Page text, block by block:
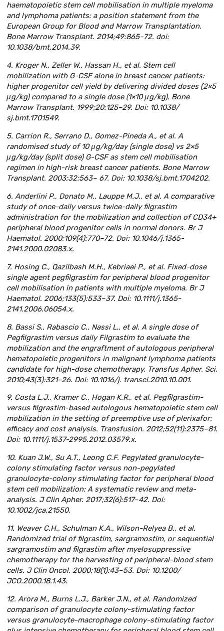
haematopoietic stem cell mobilisation in multiple myeloma
and lymphoma patients: a position statement from the
European Group for Blood and Marrow Transplantation.
Bone Marrow Transplant. 2014;49:865–72. doi:
10.1038/bmt.2014.39.
4. Kroger N., Zeller W., Hassan H., et al. Stem cell
mobilization with G-CSF alone in breast cancer patients:
higher progenitor cell yield by delivering divided doses (2×5
μg/kg) compared to a single dose (1×10 μg/kg). Bone
Marrow Transplant. 1999;20:125–29. Doi: 10.1038/
sj.bmt.1701549.
5. Carrion R., Serrano D., Gomez-Pineda A., et al. A
randomised study of 10 μg/kg/day (single dose) vs 2×5
μg/kg/day (split dose) G-CSF as stem cell mobilisation
regimen in high-risk breast cancer patients. Bone Marrow
Transplant. 2003;32:563– 67. Doi: 10.1038/sj.bmt.1704202.
6. Anderlini P., Donato M., Lauppe M.J., et al. A comparative
study of once-daily versus twice-daily filgrastim
administration for the mobilization and collection of CD34+
peripheral blood progenitor cells in normal donors. Br J
Haematol. 2000;109(4):770–72. Doi: 10.1046/j.1365-
2141.2000.02083.x.
7. Hosing C., Qazilbash M.H., Kebriaei P., et al. Fixed-dose
single agent pegfilgrastim for peripheral blood progenitor
cell mobilisation in patients with multiple myeloma. Br J
Haematol. 2006;133(5):533–37. Doi: 10.1111/j.1365-
2141.2006.06054.x.
8. Bassi S., Rabascio C., Nassi L., et al. A single dose of
Pegfilgrastim versus daily Filgrastim to evaluate the
mobilization and the engraftment of autologous peripheral
hematopoietic progenitors in malignant lymphoma patients
candidate for high-dose chemotherapy. Transfus Apher. Sci.
2010;43(3):321–26. Doi: 10.1016/j. transci.2010.10.001.
9. Costa L.J., Kramer C., Hogan K.R., et al. Pegfilgrastim-
versus filgrastim-based autologous hematopoietic stem cell
mobilization in the setting of preemptive use of plerixafor:
efficacy and cost analysis. Transfusion. 2012;52(11):2375–81.
Doi: 10.1111/j.1537-2995.2012.03579.x.
10. Kuan J.W., Su A.T., Leong C.F. Pegylated granulocyte-
colony stimulating factor versus non-pegylated
granulocyte-colony stimulating factor for peripheral blood
stem cell mobilization: A systematic review and meta-
analysis. J Clin Apher. 2017;32(6):517–42. Doi:
10.1002/jca.21550.
11. Weaver C.H., Schulman K.A., Wilson-Relyea B., et al.
Randomized trial of filgrastim, sargramostim, or sequential
sargramostim and filgrastim after myelosuppressive
chemotherapy for the harvesting of peripheral-blood stem
cells. J Clin Oncol. 2000;18(1):43–53. Doi: 10.1200/
JCO.2000.18.1.43.
12. Arora M., Burns L.J., Barker J.N., et al. Randomized
comparison of granulocyte colony-stimulating factor
versus granulocyte-macrophage colony-stimulating factor